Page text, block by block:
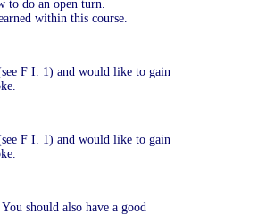
to do an open turn.
within this course.
F I. 1) and would like to gain
F I. 1) and would like to gain
should also have a good